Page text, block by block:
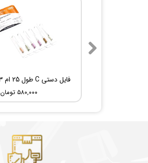
فایل دستی C طول 25 ام 3 M3 C-File
۵۸۰,۰۰۰ تومان